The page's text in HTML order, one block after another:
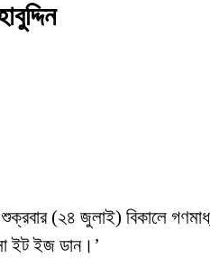
(২৪ জুলাই) বিকালে
ইট ইজ ডান।’